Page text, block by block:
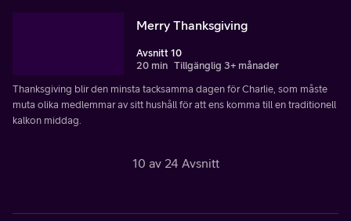
Merry Thanksgiving
Avsnitt 10
20 min Tillgänglig 3+ månader
Thanksgiving blir den minsta tacksamma dagen för Charlie, som måste
muta olika medlemmar av sitt hushåll för att ens komma till en traditionell
kalkon middag.
10 av 24 Avsnitt